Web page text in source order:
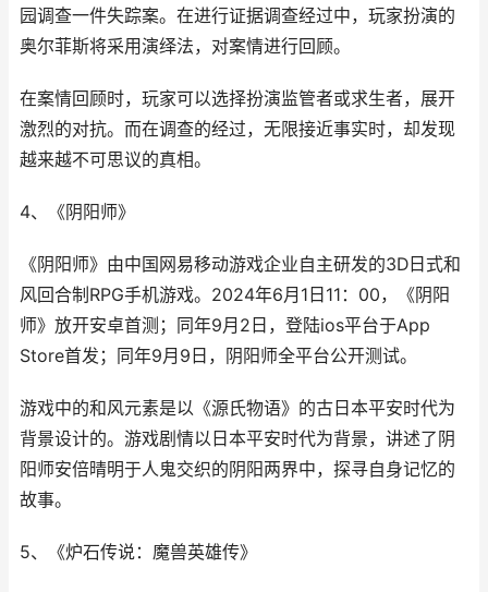
园调查一件失踪案。在进行证据调查经过中，玩家扮演的
奥尔菲斯将采用演绎法，对案情进行回顾。
在案情回顾时，玩家可以选择扮演监管者或求生者，展开
激烈的对抗。而在调查的经过，无限接近事实时，却发现
越来越不可思议的真相。
4、《阴阳师》
《阴阳师》由中国网易移动游戏企业自主研发的3D日式和
风回合制RPG手机游戏。2024年6月1日11：00，《阴阳
师》放开安卓首测；同年9月2日，登陆ios平台于App
Store首发；同年9月9日，阴阳师全平台公开测试。
游戏中的和风元素是以《源氏物语》的古日本平安时代为
背景设计的。游戏剧情以日本平安时代为背景，讲述了阴
阳师安倍晴明于人鬼交织的阴阳两界中，探寻自身记忆的
故事。
5、《炉石传说：魔兽英雄传》